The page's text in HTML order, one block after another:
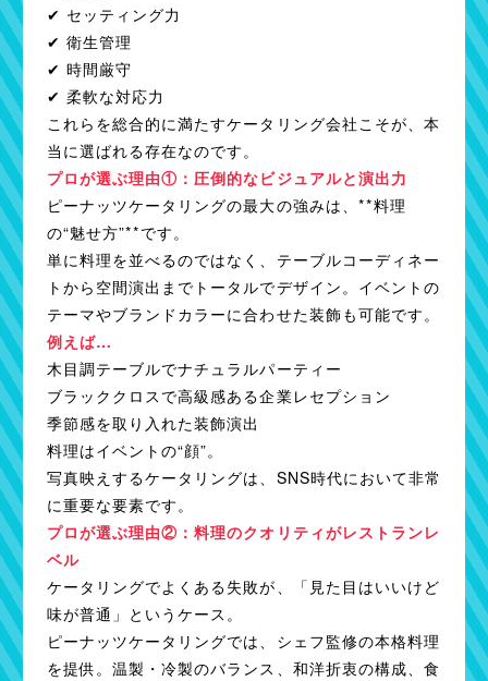
✔ セッティング力
✔ 衛生管理
✔ 時間厳守
✔ 柔軟な対応力
これらを総合的に満たすケータリング会社こそが、本
当に選ばれる存在なのです。
プロが選ぶ理由①：圧倒的なビジュアルと演出力
ピーナッツケータリングの最大の強みは、**料理
の“魅せ方”**です。
単に料理を並べるのではなく、テーブルコーディネー
トから空間演出までトータルでデザイン。イベントの
テーマやブランドカラーに合わせた装飾も可能です。
例えば…
木目調テーブルでナチュラルパーティー
ブラッククロスで高級感ある企業レセプション
季節感を取り入れた装飾演出
料理はイベントの“顔”。
写真映えするケータリングは、SNS時代において非常
に重要な要素です。
プロが選ぶ理由②：料理のクオリティがレストランレ
ベル
ケータリングでよくある失敗が、「見た目はいいけど
味が普通」というケース。
ピーナッツケータリングでは、シェフ監修の本格料理
を提供。温製・冷製のバランス、和洋折衷の構成、食